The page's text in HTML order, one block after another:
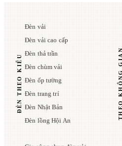
ĐÈN THEO KIỂU
Đèn vải
Đèn vải cao cấp
Đèn thả trần
Đèn chùm vải
Đèn ốp tường
Đèn trang trí
Đèn Nhật Bản
Đèn lồng Hội An
THEO KHÔNG GIAN